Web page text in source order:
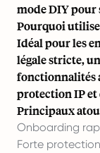
mode DIYpour
Pourquoi
Idéal pour les
légale stricte,
fonctionnalités
protection IP et
Principaux
Onboarding
Forte